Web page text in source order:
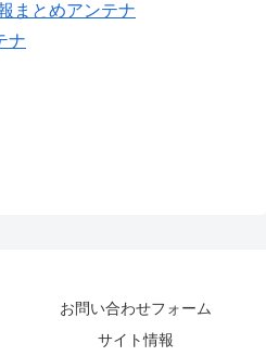
まとめアンテナ
ナ
お問い合わせフォーム
サイト情報